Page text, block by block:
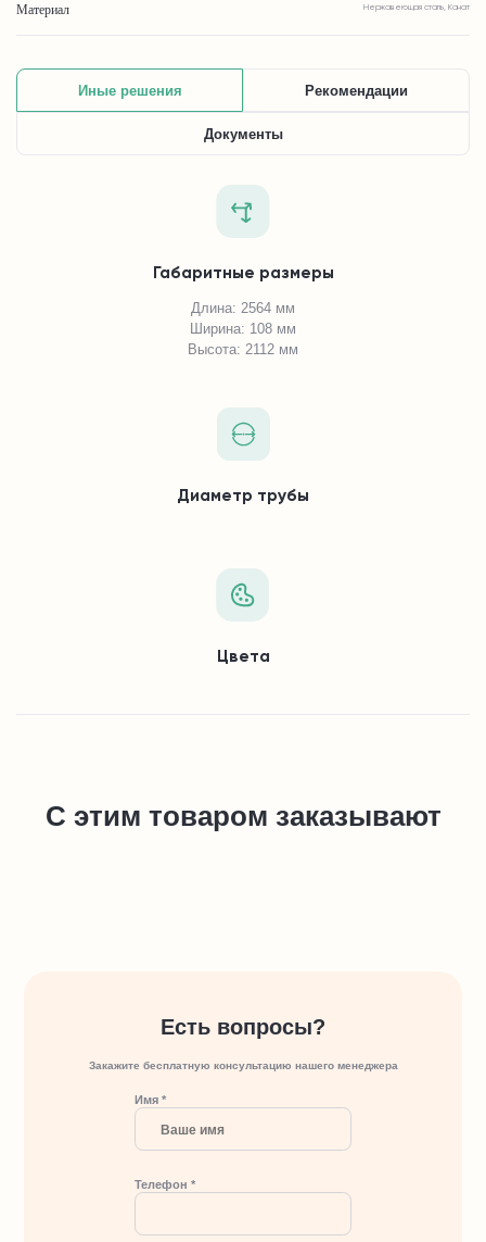
Материал Нержавеющая сталь, Канат
Иные решения Рекомендации
Документы
Габаритные размеры
Длина: 2564 мм
Ширина: 108 мм
Высота: 2112 мм
Диаметр трубы
Цвета
С этим товаром заказывают
Есть вопросы?
Закажите бесплатную консультацию нашего менеджера
Имя *
Телефон *